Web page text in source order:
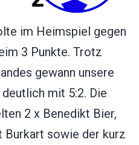
im Heimspiel gegen
3 Punkte. Trotz
gewann unsere
mit 5:2. Die
2 x Benedikt Bier,
Burkart sowie der kurz